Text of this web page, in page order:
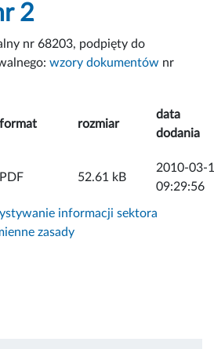
2
nr 68203, podpięty do
wzory dokumentów nr
format rozmiar
data
dodania
ZAŁĄCZNIK
PDF 52.61 kB
2010-03-
09:29:56
informacji sektora
zasady